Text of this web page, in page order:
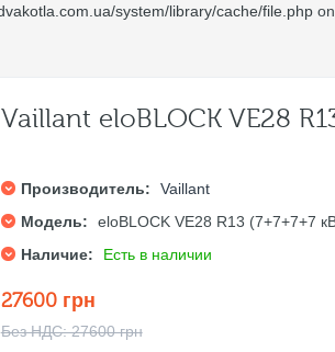
system/library/cache/file.php
Vaillant eloBLOCK VE28
Производитель:
Vaillant
Модель:
eloBLOCK VE28 R13 (7+7+7+7
Наличие:
Есть в наличии
27600 грн
Без НДС: 27600 грн